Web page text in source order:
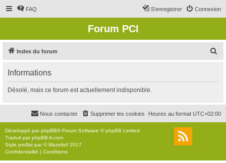
FAQ Connexion
S’enregistrer
Forum PCI
Index du forum
r
c
r
Informations
Désolé, mais ce forum est actuellement indisponible.
Heures au format UTC+02:00
Supprimer les cookies
Nous contacter
Développé parphpBB® Forum Software © phpBB Limited
Traduit parphpBB-fr.com
Style proflat par ©Mazeltof 2017
Confidentialité | Conditions